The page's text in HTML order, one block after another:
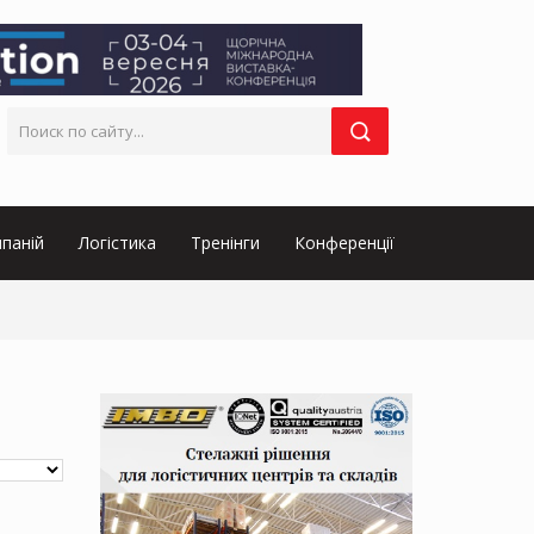
Логістика Тренінги Конференції